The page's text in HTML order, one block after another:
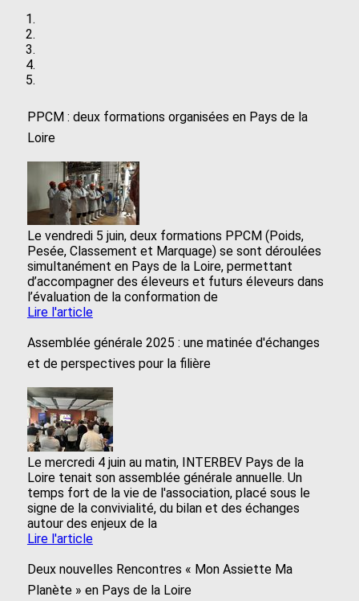
PPCM : deux formations organisées en Pays de la
Loire
Le vendredi 5 juin, deux formations PPCM (Poids,
Pesée, Classement et Marquage) se sont déroulées
simultanément en Pays de la Loire, permettant
d’accompagner des éleveurs et futurs éleveurs dans
l’évaluation de la conformation de
Lire l'article
Assemblée générale 2025 : une matinée d'échanges
et de perspectives pour la filière
Le mercredi 4 juin au matin, INTERBEV Pays de la
Loire tenait son assemblée générale annuelle. Un
temps fort de la vie de l'association, placé sous le
signe de la convivialité, du bilan et des échanges
autour des enjeux de la
Lire l'article
Deux nouvelles Rencontres « Mon Assiette Ma
Planète » en Pays de la Loire